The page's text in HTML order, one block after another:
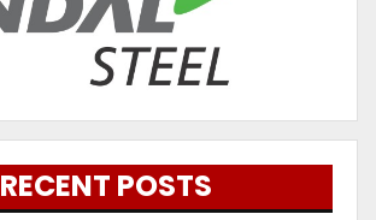
RECENT POSTS